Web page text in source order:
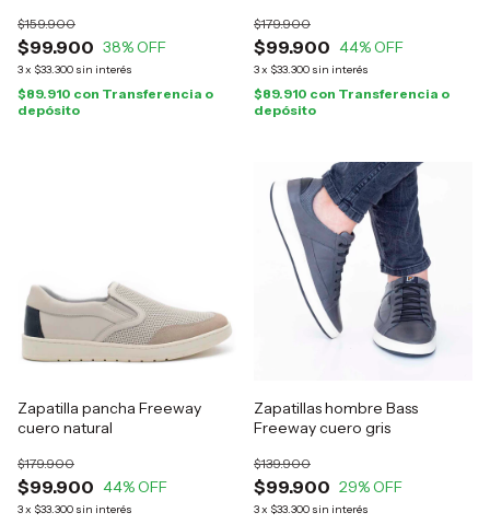
$99.900
$159.900
38% OFF
3x $33.300 sin interés
$89.910 con Transferencia o
depósito
$99.900
$179.900
44% OFF
3x $33.300 sin interés
$89.910 con Transferencia o
depósito
Zapatilla pancha Freeway
cuero natural
$99.900
$179.900
44% OFF
3x $33.300 sin interés
Zapatillas hombre Bass
Freeway cuero gris
$99.900
$139.900
29% OFF
3x $33.300 sin interés